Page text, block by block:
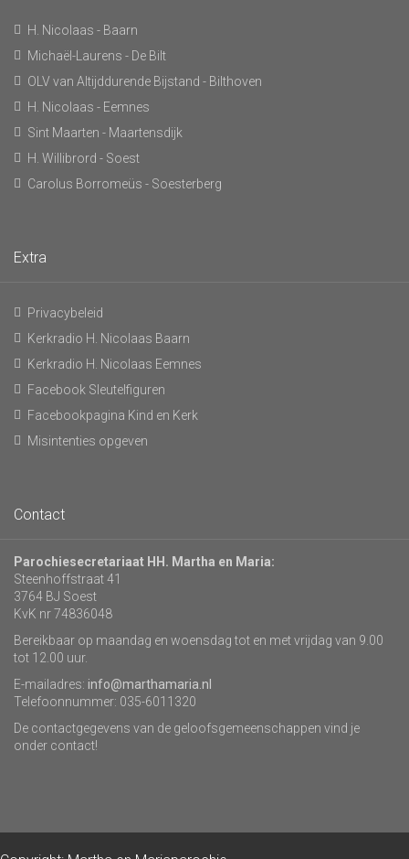
H. Nicolaas - Baarn
Michaël-Laurens - De Bilt
OLV van Altijddurende Bijstand - Bilthoven
H. Nicolaas - Eemnes
Sint Maarten - Maartensdijk
H. Willibrord - Soest
Carolus Borromeüs - Soesterberg
Extra
Privacybeleid
Kerkradio H. Nicolaas Baarn
Kerkradio H. Nicolaas Eemnes
Facebook Sleutelfiguren
Facebookpagina Kind en Kerk
Misintenties opgeven
Contact
Parochiesecretariaat HH. Martha en Maria:
Steenhoffstraat 41
3764 BJ Soest
KvK nr 74836048
Bereikbaar op maandag en woensdag tot en met vrijdag van 9.00
tot 12.00 uur.
E-mailadres: info@marthamaria.nl
Telefoonnummer: 035-6011320
De contactgegevens van de geloofsgemeenschappen vind je
onder contact!